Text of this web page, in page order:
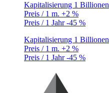
Kapitalisierung 1 Billionen
Preis / 1 m. +2 %
Preis / 1 Jahr-45 %
Kapitalisierung 1 Billionen
Preis / 1 m. +2 %
Preis / 1 Jahr-45 %